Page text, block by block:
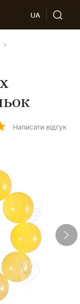
UA
Написати відгук